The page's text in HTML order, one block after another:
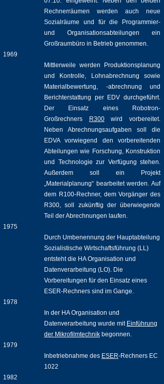
Rechnerräumen werden auch neue
Sozialräume und für die Programmier-
und Organisationsabteilungen ein
Großraumbüro in Betrieb genommen.
1969
Mittlerweile werden Produktionsplanung
und Kontrolle, Lohnabrechnung sowie
Materialbewertung, -abrechnung und
Berichterstattung per EDV durchgeführt.
Der Einsatz eines Robotron-
Großrechners
R300wird vorbereitet.
Neben Abrechnungsaufgaben soll die
EDVA vorwiegend den vorbereitenden
Abteilungen wie Forschung, Konstruktion
und Technologie zur Verfügung stehen.
Außerdem soll ein Projekt
„Materialplanung“ bearbeitet werden. Auf
dem R100-Rechner, dem Vorgänger des
R300, soll zukünftig der überwiegende
Teil der Abrechnungen laufen.
1975
Durch Umbenennung der Hauptabteilung
Sozialistische Wirtschaftsführung (LL)
entsteht die HA Organisation und
Datenverarbeitung (LO). Die
Vorbereitungen für den Einsatz eines
ESER-Rechners sind im Gange.
1978
In der HA Organisation und
Datenverarbeitung wurde mit Einführung
der Mikrofilmtechnik begonnen.
1979
Inbetriebnahme des ESER-Rechners EC
1022
1982